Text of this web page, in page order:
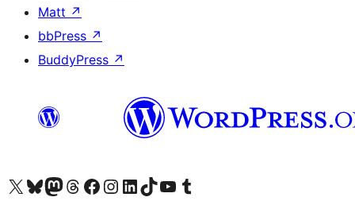
Matt ↗
bbPress ↗
BuddyPress ↗
Besök vår X-konto (f.d. Twitter)
Besök vårt Bluesky-konto
Besök vårt Mastodon-konto
Besök vårt Thread-konto
Besök vår Facebook-sidaBesök vårt Instagram-konto
Besök vårt LinkedIn-konto
Besök vårt TikTok-konto
Besök vår YouTube-kanalBesök vårt Tumblr-konto